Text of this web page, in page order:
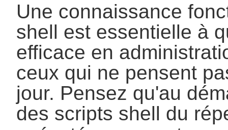
Une connaissance
shell est essentielle à
efficace en
ceux qui ne pensent
jour. Pensez qu'au
des scripts shell du